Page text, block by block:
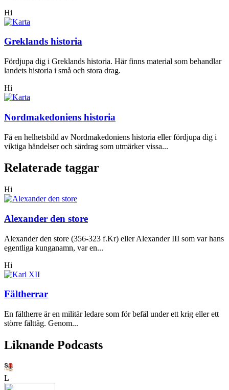
Hi
Greklands historia
Fördjupa dig i Greklands historia. Här finns material som behandlar
landets historia i små och stora drag.
Hi
Nordmakedoniens historia
Få en helhetsbild av Nordmakedoniens historia eller fördjupa dig i
viktiga händelser och särdrag som utmärker vissa...
Relaterade taggar
Hi
Alexander den store
Alexander den store (356-323 f.Kr) eller Alexander III som var hans
egentliga kunganamn, var en...
Hi
Fältherrar
En fältherre är en militär ledare som för befäl under ett krig eller ett
större fälttåg. Genom...
Liknande Podcasts
L